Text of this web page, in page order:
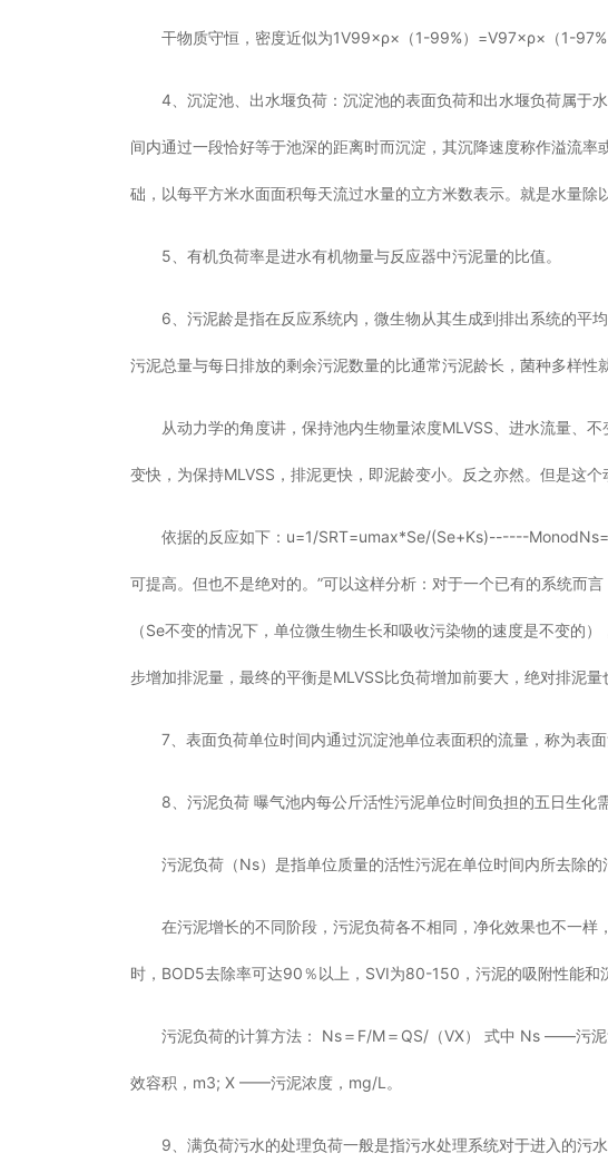
干物质守恒，密度近似为1V99×ρ×（1-99%）=V97×ρ×（1-
4、沉淀池、出水堰负荷：沉淀池的表面负荷和出水堰负荷属于
间内通过一段恰好等于池深的距离时而沉淀，其沉降速度称作溢流
础，以每平方米水面面积每天流过水量的立方米数表示。就是水量除
5、有机负荷率是进水有机物量与反应器中污泥量的比值。
6、污泥龄是指在反应系统内，微生物从其生成到排出系统的平
污泥总量与每日排放的剩余污泥数量的比通常污泥龄长，菌种多样性
从动力学的角度讲，保持池内生物量浓度MLVSS、进水流量、
变快，为保持MLVSS，排泥更快，即泥龄变小。反之亦然。但是这个
依据的反应如下：u=1/SRT=umax*Se/(Se+Ks)------
可提高。但也不是绝对的。”可以这样分析：对于一个已有的系统而
（Se不变的情况下，单位微生物生长和吸收污染物的速度是不变的
步增加排泥量，最终的平衡是MLVSS比负荷增加前要大，绝对排泥
7、表面负荷单位时间内通过沉淀池单位表面积的流量，称为表
8、污泥负荷 曝气池内每公斤活性污泥单位时间负担的五日生化
污泥负荷（Ns）是指单位质量的活性污泥在单位时间内所去除
在污泥增长的不同阶段，污泥负荷各不相同，净化效果也不一
时，BOD5去除率可达90％以上，SVI为80-150，污泥的吸附性能和
污泥负荷的计算方法： Ns＝F/M＝QS/（VX） 式中 Ns ——
效容积，m3; X ——污泥浓度，mg/L。
9、满负荷污水的处理负荷一般是指污水处理系统对于进入的